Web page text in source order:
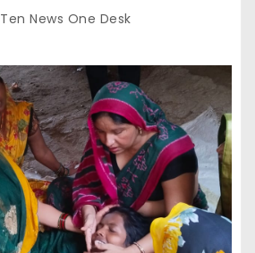
Ten News One Desk